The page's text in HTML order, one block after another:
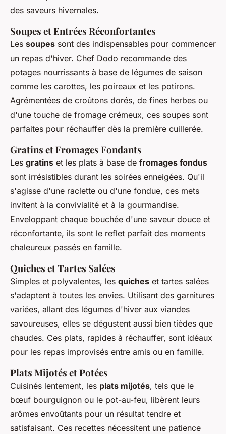
des saveurs hivernales.
Soupes et Entrées Réconfortantes
Les soupes sont des indispensables pour commencer
un repas d'hiver. Chef Dodo recommande des
potages nourrissants à base de légumes de saison
comme les carottes, les poireaux et les potirons.
Agrémentées de croûtons dorés, de fines herbes ou
d'une touche de fromage crémeux, ces soupes sont
parfaites pour réchauffer dès la première cuillerée.
Gratins et Fromages Fondants
Les gratins et les plats à base de fromages fondus
sont irrésistibles durant les soirées enneigées. Qu'il
s'agisse d'une raclette ou d'une fondue, ces mets
invitent à la convivialité et à la gourmandise.
Enveloppant chaque bouchée d'une saveur douce et
réconfortante, ils sont le reflet parfait des moments
chaleureux passés en famille.
Quiches et Tartes Salées
Simples et polyvalentes, les quiches et tartes salées
s'adaptent à toutes les envies. Utilisant des garnitures
variées, allant des légumes d'hiver aux viandes
savoureuses, elles se dégustent aussi bien tièdes que
chaudes. Ces plats, rapides à réchauffer, sont idéaux
pour les repas improvisés entre amis ou en famille.
Plats Mijotés et Potées
Cuisinés lentement, les plats mijotés, tels que le
bœuf bourguignon ou le pot-au-feu, libèrent leurs
arômes envoûtants pour un résultat tendre et
satisfaisant. Ces recettes nécessitent une patience